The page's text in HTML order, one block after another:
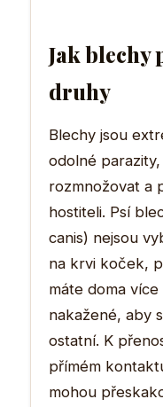
Jak blechy
druhy
Blechy jsou
odolné
rozmnožovat a
hostiteli. Psí
canis) nejsou
na krvi koček,
máte doma
nakažené, aby
ostatní. K
přímém
mohou